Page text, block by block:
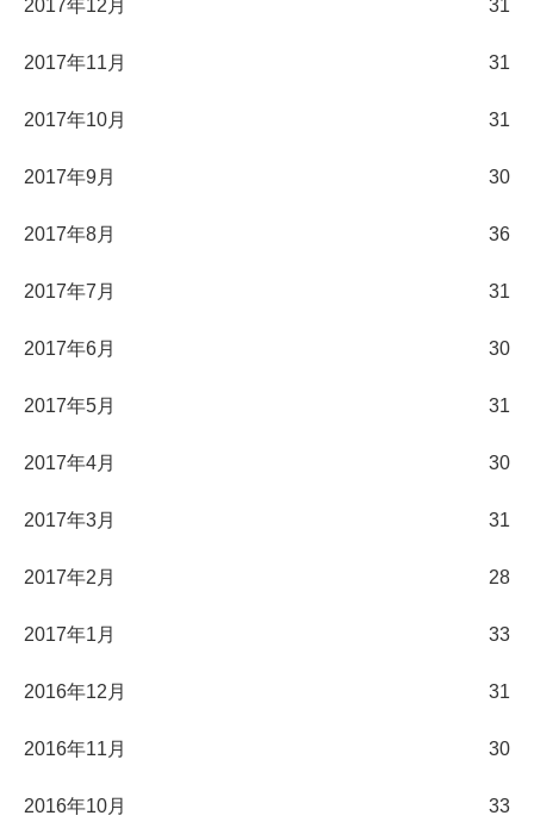
2017年12月 31
2017年11月 31
2017年10月 31
2017年9月 30
2017年8月 36
2017年7月 31
2017年6月 30
2017年5月 31
2017年4月 30
2017年3月 31
2017年2月 28
2017年1月 33
2016年12月 31
2016年11月 30
2016年10月 33